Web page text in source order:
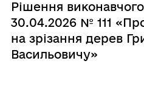
Рішення виконавчого
30.04.2026 № 111
на зрізання дерев
Васильовичу»